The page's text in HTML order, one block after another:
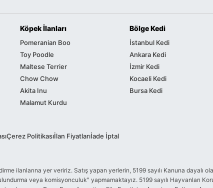
Köpek İlanları
Pomeranian Boo
Toy Poodle
Maltese Terrier
Chow Chow
Akita Inu
Malamut Kurdu
Bölge Kedi
İstanbul Kedi
Ankara Kedi
İzmir Kedi
Kocaeli Kedi
Bursa Kedi
Çerez Politikasıİlan Fiyatlarıİade İptal
ilanlarına yer veririz. Satış yapan yerlerin, 5199 sayılı Kanuna dayalı
veya komisyonculuk" yapmamaktayız. 5199 sayılı Hayvanları